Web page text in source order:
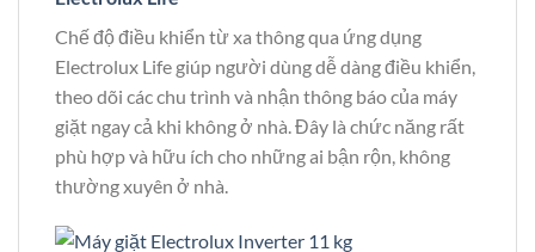
Chế độ điều khiển từ xa thông qua ứng dụng
Electrolux Life giúp người dùng dễ dàng điều khiển,
theo dõi các chu trình và nhận thông báo của máy
giặt ngay cả khi không ở nhà. Đây là chức năng rất
phù hợp và hữu ích cho những ai bận rộn, không
thường xuyên ở nhà.